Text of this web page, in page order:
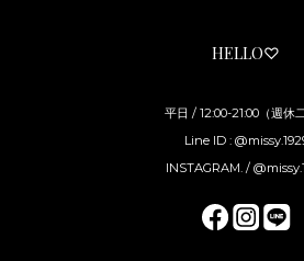
HELLO♡
平日 / 12:00-21:00（週休二
Line ID :
INSTAGRAM. /